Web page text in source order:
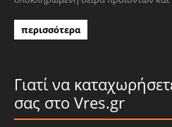
περισσότερα
Γιατί να
σας στο Vres.gr